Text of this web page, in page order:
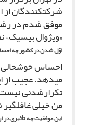
شرکت‏کنندگان
موفق شدم در
«ویژوال بیسیک»
اوّل شدن در کشور چه
احساس
مى‏دهد. عجیب از
تکرارشدنى
من خیلى
این موفقیت چه تأثیرى در